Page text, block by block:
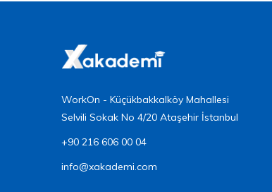
WorkOn - Küçükbakkalköy Mahallesi
Selvili Sokak No 4/20 Ataşehir İstanbul
+90 216 606 00 04
info@xakademi.com